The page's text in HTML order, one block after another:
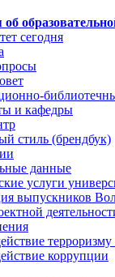
сегодня
и кафедры
стиль (брендбук)
данные
услуги
выпускников
коррупции